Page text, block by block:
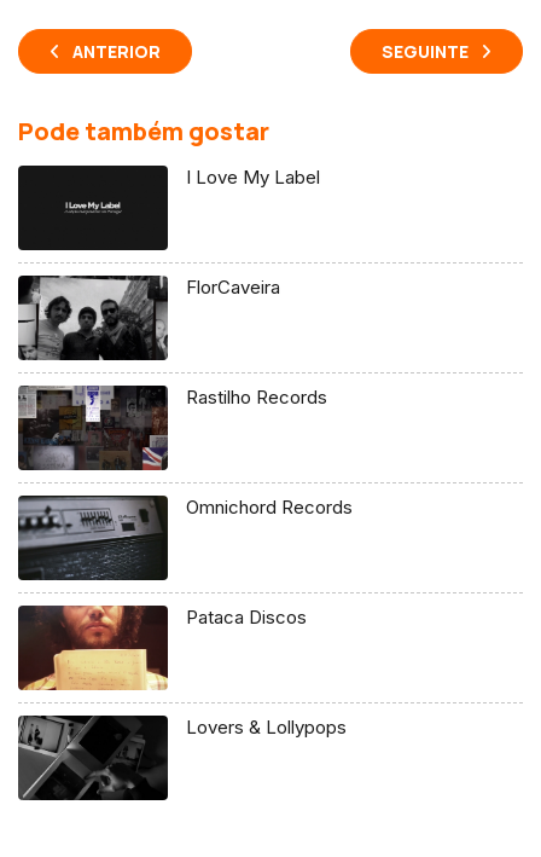
ANTERIOR SEGUINTE
Pode também gostar
I Love My Label
FlorCaveira
Rastilho Records
Omnichord Records
Pataca Discos
Lovers & Lollypops